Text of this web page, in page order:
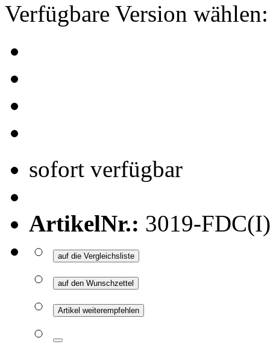
Verfügbare Version wählen:
sofort verfügbar
ArtikelNr.: 3019-
auf die Vergleichsliste
auf den Wunschzettel
Artikel weiterempfehlen